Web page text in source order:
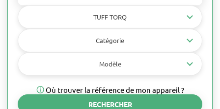
TUFF TORQ
Catégorie
Modèle
Où trouver la référence de mon appareil ?
RECHERCHER